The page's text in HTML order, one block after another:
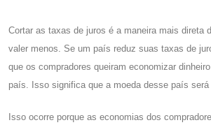
Cortar as taxas de juros é a maneira mais direta
valer menos. Se um país reduz suas taxas de
que os compradores queiram economizar
país. Isso significa que a moeda desse país será
Isso ocorre porque as economias dos